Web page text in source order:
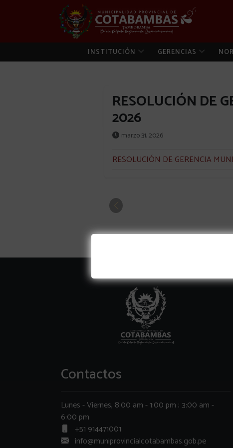
INSTITUCIÓN GERENCIAS
RESOLUCIÓN DE
2026
marzo 31, 2026
RESOLUCIÓN DE GERENCIA
Contactos
Lunes - Viernes, 8:00 am - 1:00 pm ; 3:00 am -
6:00 pm
+51 914471001
info@muniprovincialcotabambas.gob.pe